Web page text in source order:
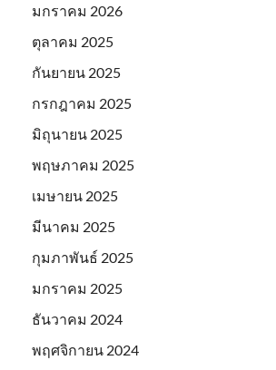
มกราคม 2026
ตุลาคม 2025
กันยายน 2025
กรกฎาคม 2025
มิถุนายน 2025
พฤษภาคม 2025
เมษายน 2025
มีนาคม 2025
กุมภาพันธ์ 2025
มกราคม 2025
ธันวาคม 2024
พฤศจิกายน 2024